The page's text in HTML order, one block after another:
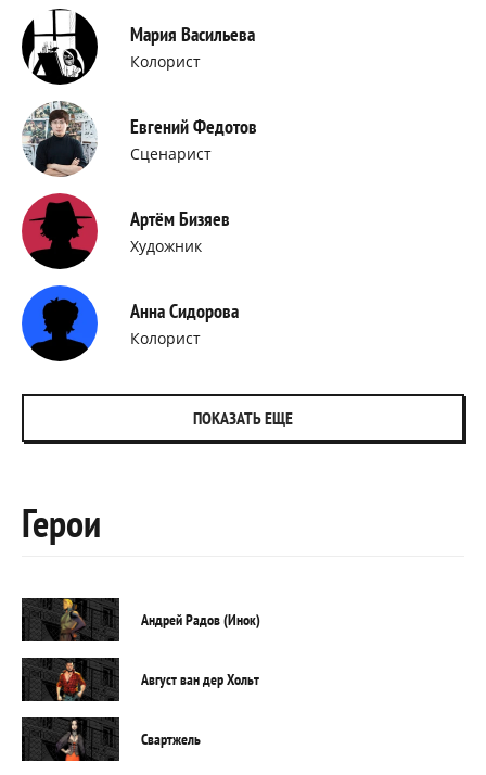
Мария Васильева
Колорист
Евгений Федотов
Сценарист
Артём Бизяев
Художник
Анна Сидорова
Колорист
ПОКАЗАТЬ ЕЩЕ
Герои
Андрей Радов (Инок)
Август ван дер Хольт
Свартжель